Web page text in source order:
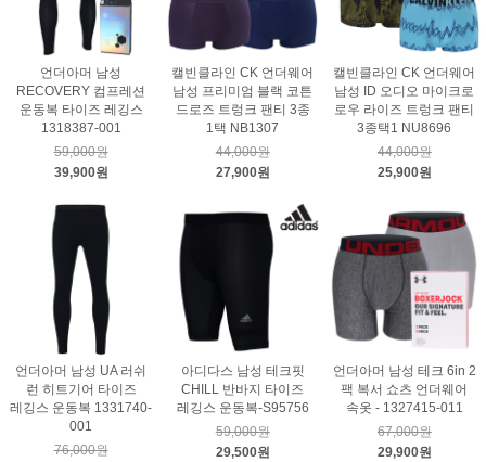
언더아머 남성
RECOVERY 컴프레션
운동복 타이즈 레깅스
1318387-001
59,000원
39,900원
캘빈클라인 CK 언더웨어
남성 프리미엄 블랙 코튼
드로즈 트렁크 팬티 3종
1택 NB1307
44,000원
27,900원
캘빈클라인 CK 언더웨어
남성 ID 오디오 마이크로
로우 라이즈 트렁크 팬티
3종택1 NU8696
44,000원
25,900원
언더아머 남성 UA 러쉬
런 히트기어 타이즈
레깅스 운동복 1331740-
001
76,000원
아디다스 남성 테크핏
CHILL 반바지 타이즈
레깅스 운동복-S95756
59,000원
29,500원
언더아머 남성 테크 6in 2
팩 복서 쇼츠 언더웨어
속옷 - 1327415-011
67,000원
29,900원